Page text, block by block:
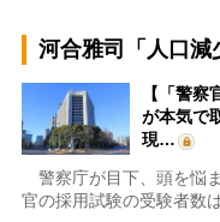
河合雅司「人口減
【「警
が本気で
現…
警察庁が目下、頭を悩
官の採用試験の受験者数